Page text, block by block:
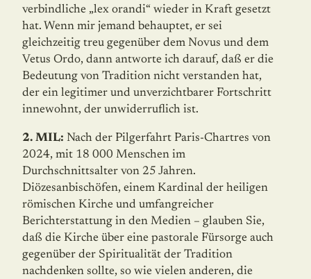
verbindliche „lex orandi“ wieder in Kraft gesetzt
hat. Wenn mir jemand behauptet, er sei
gleichzeitig treu gegenüber dem Novus und dem
Vetus Ordo, dann antworte ich darauf, daß er die
Bedeutung von Tradition nicht verstanden hat,
der ein legitimer und unverzichtbarer Fortschritt
innewohnt, der unwiderruflich ist.
2. MIL: Nach der Pilgerfahrt Paris-Chartres von
2024, mit 18 000 Menschen im
Durchschnittsalter von 25 Jahren.
Diözesanbischöfen, einem Kardinal der heiligen
römischen Kirche und umfangreicher
Berichterstattung in den Medien – glauben Sie,
daß die Kirche über eine pastorale Fürsorge auch
gegenüber der Spiritualität der Tradition
nachdenken sollte, so wie vielen anderen, die